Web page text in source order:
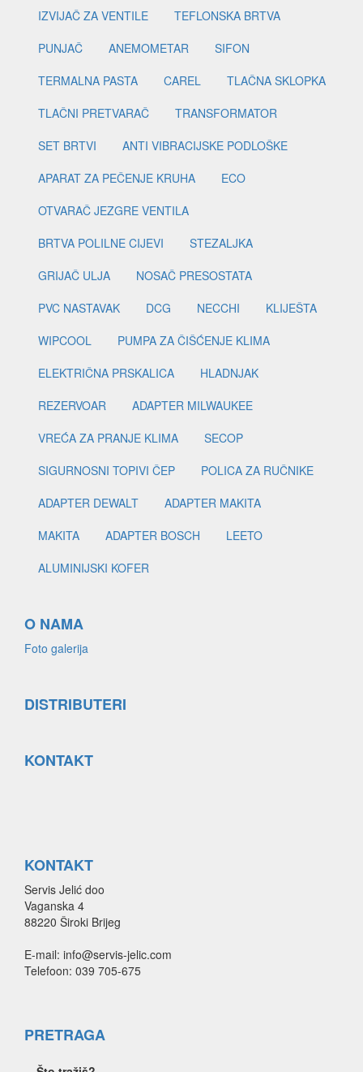
IZVIJAČ ZA VENTILE
TEFLONSKA BRTVA
PUNJAČ
ANEMOMETAR
SIFON
TERMALNA PASTA
CAREL
TLAČNA SKLOPKA
TLAČNI PRETVARAČ
TRANSFORMATOR
SET BRTVI
ANTI VIBRACIJSKE PODLOŠKE
APARAT ZA PEČENJE KRUHA
ECO
OTVARAČ JEZGRE VENTILA
BRTVA POLILNE CIJEVI
STEZALJKA
GRIJAČ ULJA
NOSAČ PRESOSTATA
PVC NASTAVAK
DCG NECCHI
KLIJEŠTA
WIPCOOL
PUMPA ZA ČIŠĆENJE KLIMA
ELEKTRIČNA PRSKALICA
HLADNJAK
REZERVOAR
ADAPTER MILWAUKEE
VREĆA ZA PRANJE KLIMA
SECOP
SIGURNOSNI TOPIVI ČEP
POLICA ZA RUČNIKE
ADAPTER DEWALT
ADAPTER MAKITA
MAKITA
ADAPTER BOSCH
LEETO
ALUMINIJSKI KOFER
O NAMA
Foto galerija
DISTRIBUTERI
KONTAKT
KONTAKT
Servis Jelić doo
Vaganska 4
88220 Široki Brijeg
E-mail: info@servis-jelic.com
Telefoon: 039 705-675
PRETRAGA